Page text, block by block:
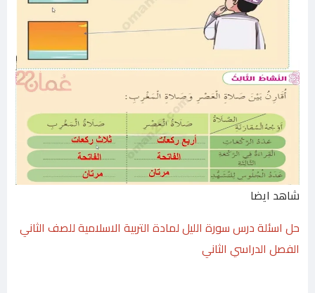
شاهد ايضا
حل اسئلة درس سورة الليل لمادة التربية الاسلامية للصف الثاني
الفصل الدراسي الثاني